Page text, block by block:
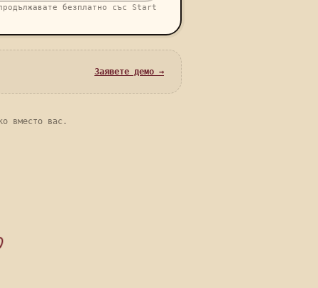
безплатно със Start
Заявете демо →
вместо вас.